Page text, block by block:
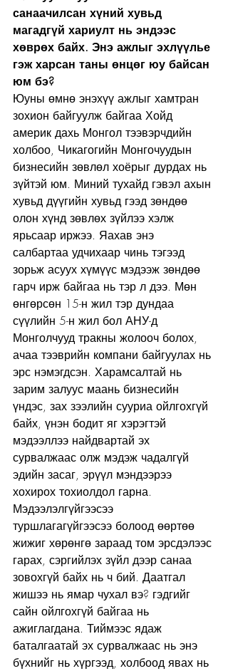
санаачилсан хүний хувьд
магадгүй хариулт нь эндээс
хөврөх байх. Энэ ажлыг эхлүүлье
гэж харсан таны өнцөг юу байсан
юм бэ?
Юуны өмнө энэхүү ажлыг хамтран
зохион байгуулж байгаа Хойд
америк дахь Монгол тээвэрчдийн
холбоо, Чикагогийн Монгочуудын
бизнесийн зөвлөл хоёрыг дурдах нь
зүйтэй юм. Миний тухайд гэвэл ахын
хувьд дүүгийн хувьд гээд зөндөө
олон хүнд зөвлөх зүйлээ хэлж
ярьсаар иржээ. Яахав энэ
салбартаа удчихаар чинь тэгээд
зорьж асуух хүмүүс мэдээж зөндөө
гарч ирж байгаа нь тэр л дээ. Мөн
өнгөрсөн 15-н жил тэр дундаа
сүүлийн 5-н жил бол АНУ-д
Монголчууд тракны жолооч болох,
ачаа тээврийн компани байгуулах нь
эрс нэмэгдсэн. Харамсалтай нь
зарим залуус маань бизнесийн
үндэс, зах зээлийн сууриа ойлгохгүй
байх, үнэн бодит яг хэрэгтэй
мэдээллээ найдвартай эх
сурвалжаас олж мэдэж чадалгүй
эдийн засаг, эрүүл мэндээрээ
хохирох тохиолдол гарна.
Мэдээлэлгүйгээсээ
туршлагагүйгээсээ болоод өөртөө
жижиг хөрөнгө зараад том эрсдэлээс
гарах, сэргийлэх зүйл дээр санаа
зовохгүй байх нь ч бий. Даатгал
жишээ нь ямар чухал вэ? гэдгийг
сайн ойлгохгүй байгаа нь
ажиглагдана. Тиймээс ядаж
баталгаатай эх сурвалжаас нь энэ
бүхнийг нь хүргээд, холбоод явах нь